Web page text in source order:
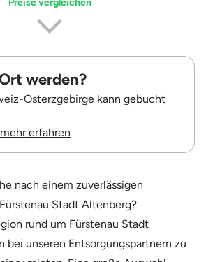
werden?
Osterzgebirge kann gebucht
erfahren
nach einem zuverlässigen
Stadt Altenberg?
rund um Fürstenau Stadt
bei unseren Entsorgungspartnern zu